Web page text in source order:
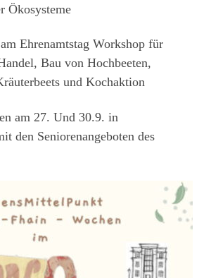
Ökosysteme
Ehrenamtstag Workshop für
Bau von Hochbeeten,
und Kochaktion
am 27. Und 30.9. in
den Seniorenangeboten des